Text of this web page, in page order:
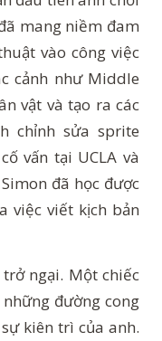
mang niềm đam
vào công việc
cảnh như Middle
vật và tạo ra các
chỉnh sửa sprite
vấn tại UCLA và
đã học được
việc viết kịch bản
ngại. Một chiếc
đường cong
kiên trì của anh.